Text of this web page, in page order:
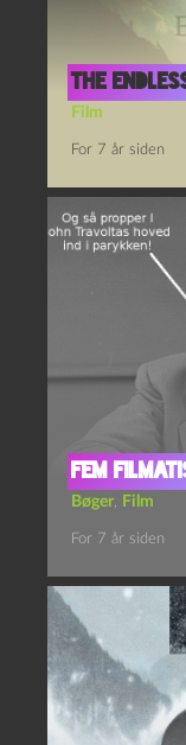
The
Film
For 7 år siden
Fem
Bøger, Film
For 7 år siden